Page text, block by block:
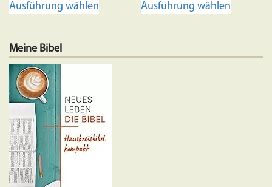
Ausführung wählen
Varianten
können
auf
Ausführung wählen
Meine Bibel